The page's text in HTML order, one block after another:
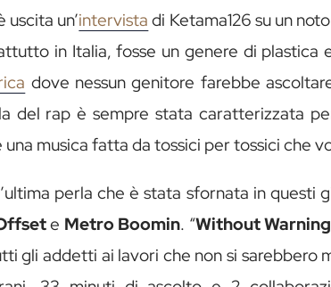
un’intervista di Ketama126 su un
in Italia, fosse un genere di plastica
dove nessun genitore farebbe
del rap è sempre stata caratterizzata
musica fatta da tossici per tossici che
perla che è stata sfornata in questi
e Metro Boomin. “Without Warning
gli addetti ai lavori che non si sarebbero